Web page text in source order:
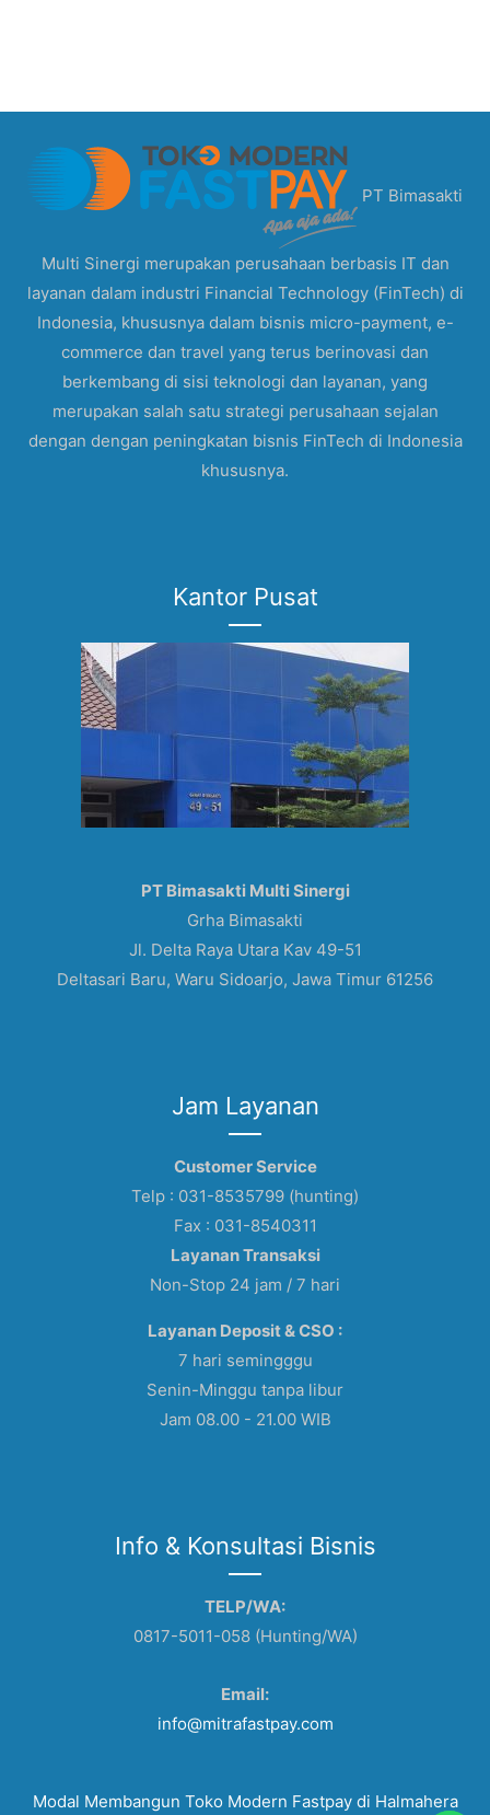
PT Bimasakti
Multi Sinergi merupakan perusahaan berbasis IT dan
layanan dalam industri Financial Technology (FinTech) di
Indonesia, khususnya dalam bisnis micro-payment, e-
commerce dan travel yang terus berinovasi dan
berkembang di sisi teknologi dan layanan, yang
merupakan salah satu strategi perusahaan sejalan
dengan dengan peningkatan bisnis FinTech di Indonesia
khususnya.
Kantor Pusat
PT Bimasakti Multi Sinergi
Grha Bimasakti
Jl. Delta Raya Utara Kav 49-51
Deltasari Baru, Waru Sidoarjo, Jawa Timur 61256
Jam Layanan
Customer Service
Telp : 031-8535799 (hunting)
Fax : 031-8540311
Layanan Transaksi
Non-Stop 24 jam / 7 hari
Layanan Deposit & CSO :
7 hari semingggu
Senin-Minggu tanpa libur
Jam 08.00 - 21.00 WIB
Info & Konsultasi Bisnis
TELP/WA:
0817-5011-058 (Hunting/WA)
Email:
info@mitrafastpay.com
Modal Membangun Toko Modern Fastpay di Halmahera